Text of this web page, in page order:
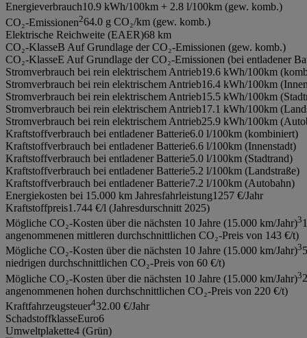
Energieverbrauch10.9 kWh/100km + 2.8 l/100km (gew. komb.)
CO₂-Emissionen264.0 g CO₂/km (gew. komb.)
Elektrische Reichweite (EAER)68 km
CO₂-KlasseB Auf Grundlage der CO₂-Emissionen (gew. komb.)
CO₂-KlasseE Auf Grundlage der CO₂-Emissionen (bei entladener
Stromverbrauch bei rein elektrischem Antrieb19.6 kWh/100km
Stromverbrauch bei rein elektrischem Antrieb16.4 kWh/100km
Stromverbrauch bei rein elektrischem Antrieb15.5 kWh/100km
Stromverbrauch bei rein elektrischem Antrieb17.1 kWh/100km
Stromverbrauch bei rein elektrischem Antrieb25.9 kWh/100km
Kraftstoffverbrauch bei entladener Batterie6.0 l/100km (kombiniert)
Kraftstoffverbrauch bei entladener Batterie6.6 l/100km (Innenstadt)
Kraftstoffverbrauch bei entladener Batterie5.0 l/100km (Stadtrand)
Kraftstoffverbrauch bei entladener Batterie5.2 l/100km (Landstraße)
Kraftstoffverbrauch bei entladener Batterie7.2 l/100km (Autobahn)
Energiekosten bei 15.000 km Jahresfahrleistung1257 €/Jahr
Kraftstoffpreis1.744 €/l (Jahresdurschnitt 2025)
Mögliche CO₂-Kosten über die nächsten 10 Jahre (15.000 km/Jahr)3
angenommenen mittleren durchschnittlichen CO₂-Preis von 143 €/t)
Mögliche CO₂-Kosten über die nächsten 10 Jahre (15.000 km/Jahr)3
niedrigen durchschnittlichen CO₂-Preis von 60 €/t)
Mögliche CO₂-Kosten über die nächsten 10 Jahre (15.000 km/Jahr)3
angenommenen hohen durchschnittlichen CO₂-Preis von 220 €/t)
Kraftfahrzeugsteuer432.00 €/Jahr
SchadstoffklasseEuro6
Umweltplakette4 (Grün)